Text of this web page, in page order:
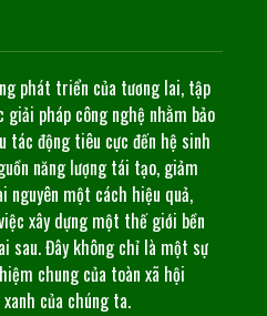
phát triển của tương lai, tập
pháp công nghệ nhằm bảo
động tiêu cực đến hệ sinh
năng lượng tái tạo, giảm
một cách hiệu quả,
xây dựng một thế giới bền
sau. Đây không chỉ là một sự
chung của toàn xã hội
của chúng ta.